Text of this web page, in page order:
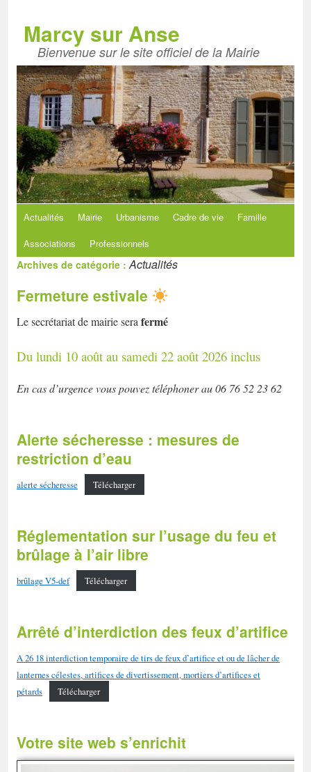
contenu
Marcy sur Anse
Bienvenue sur le site officiel de la Mairie
Actualités Mairie Urbanisme Cadre de vie
Famille
Associations
Professionnels
Archives de catégorie :Actualités
Fermeture estivale
Le secrétariat de mairie sera fermé
Du lundi 10 août au samedi 22 août 2026 inclus
En cas d’urgence vous pouvez téléphoner au 06 76 52 23 62
Alerte sécheresse : mesures de
restriction d’eau
alerte sécheresse Télécharger
Réglementation sur l’usage du feu et
brûlage à l’air libre
brûlage V5-def Télécharger
Arrêté d’interdiction des feux d’artifice
A 26 18 interdiction temporaire de tirs de feux d’artifice et ou de lâcher de
lanternes célestes, artifices de divertissement, mortiers d’artifices et
pétards
Télécharger
Votre site web s’enrichit